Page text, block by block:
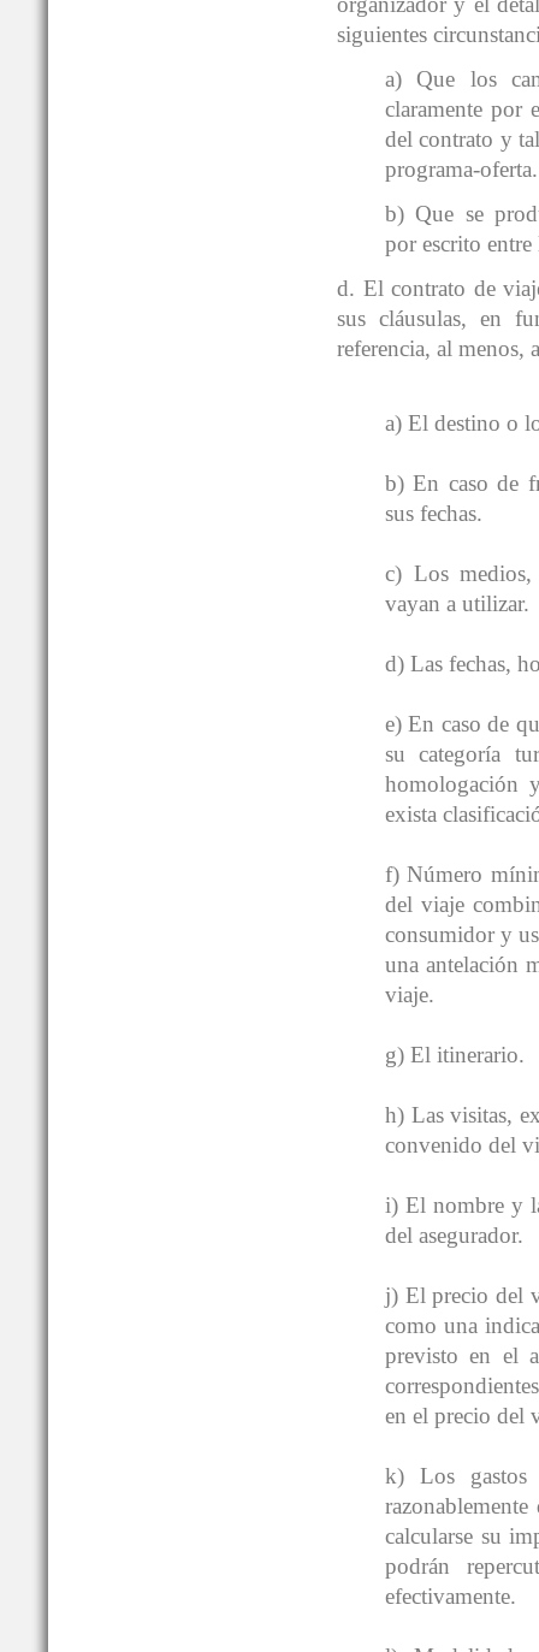
siguientes
a) Que los
claramente por
del contrato y
programa-oferta.
b) Que se
por escrito entre
d. El contrato de
sus cláusulas, en
referencia, al menos,
a) El destino o
b) En caso de
sus fechas.
c) Los medios,
vayan a utilizar.
d) Las fechas,
e) En caso de
su categoría
homologación
exista
f) Número
del viaje
consumidor y
una antelación
viaje.
g) El itinerario.
h) Las visitas,
convenido del
i) El nombre y
del asegurador.
j) El precio del
como una
previsto en el
en el precio del
k) Los gastos
calcularse su
podrán
efectivamente.